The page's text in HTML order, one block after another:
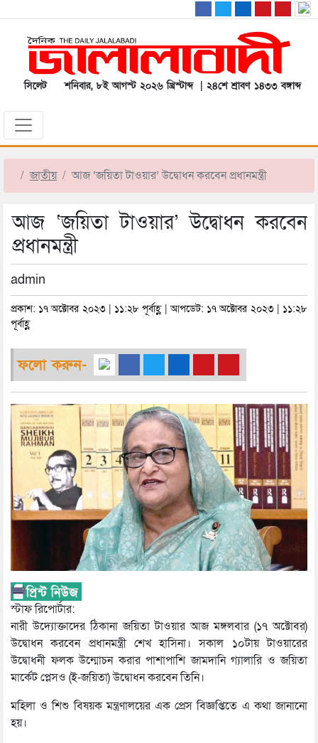
সিলেট শনিবার, ৮ই আগস্ট ২০২৬ খ্রিস্টাব্দ | ২৪শে শ্রাবণ ১৪৩৩ বঙ্গাব্দ
জাতীয় আজ ‘জয়িতা টাওয়ার’ উদ্বোধন করবেন প্রধানমন্ত্রী
আজ ‘জয়িতা টাওয়ার’ উদ্বোধন করবেন
প্রধানমন্ত্রী
admin
প্রকাশ: ১৭ অক্টোবর ২০২৩ | ১১:২৮ পূর্বাহ্ণ | আপডেট: ১৭ অক্টোবর ২০২৩ | ১১:২৮
পূর্বাহ্ণ
ফলো করুন-
স্টাফ রিপোর্টার:
নারী উদ্যোক্তাদের ঠিকানা জয়িতা টাওয়ার আজ মঙ্গলবার (১৭ অক্টোবর)
উদ্বোধন করবেন প্রধানমন্ত্রী শেখ হাসিনা। সকাল ১০টায় টাওয়ারের
উদ্বোধনী ফলক উন্মোচন করার পাশাপাশি জামদানি গ্যালারি ও জয়িতা
মার্কেট প্লেসও (ই-জয়িতা) উদ্বোধন করবেন তিনি।
মহিলা ও শিশু বিষয়ক মন্ত্রণালয়ের এক প্রেস বিজ্ঞপ্তিতে এ কথা জানানো
হয়।